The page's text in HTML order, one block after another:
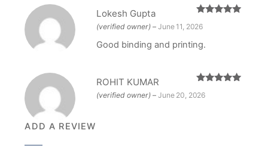
of 5
Lokesh Gupta
(verified owner) – June 11, 2026
Good binding and printing.
of 5
ROHIT KUMAR
(verified owner) – June 20, 2026
ADD A REVIEW